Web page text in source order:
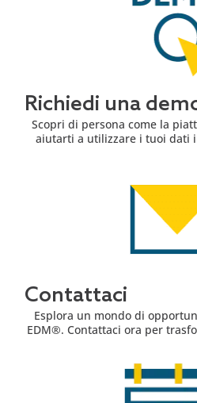
Richiedi una
Scopri di persona come la
aiutarti a utilizzare i tuoi dati
Contattaci
Esplora un mondo di
EDM®. Contattaci ora per